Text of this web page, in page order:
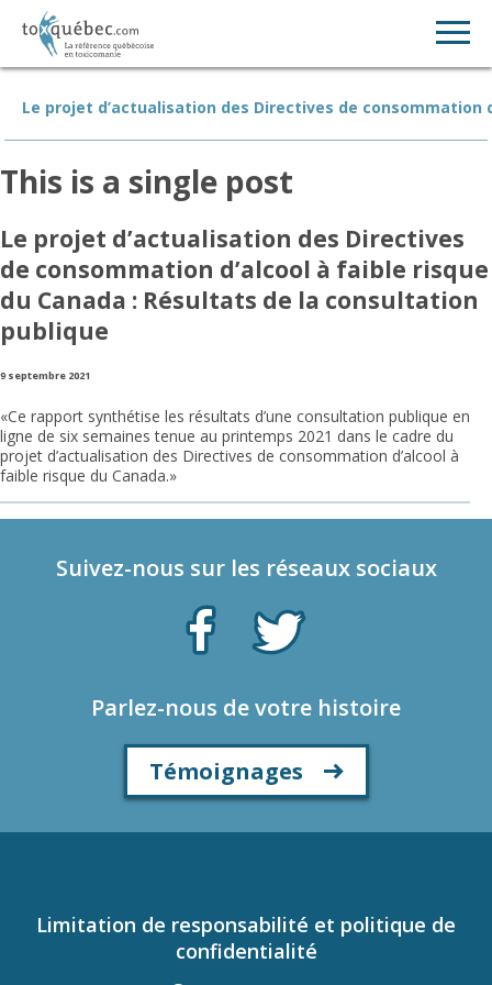
Le projet d’actualisation des Directives de
This is a single post
Le projet d’actualisation des Directives
de consommation d’alcool à faible risque
du Canada : Résultats de la consultation
publique
9 septembre 2021
«Ce rapport synthétise les résultats d’une consultation publique en
ligne de six semaines tenue au printemps 2021 dans le cadre du
projet d’actualisation des Directives de consommation d’alcool à
faible risque du Canada.»
Suivez-nous sur les réseaux sociaux
Parlez-nous de votre histoire
Témoignages
Limitation de responsabilité et politique de
confidentialité